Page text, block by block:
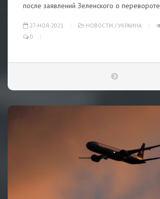
после заявлений Зеленского о перевороте
27-НОЯ-2021 НОВОСТИ / УКРАИНА
0